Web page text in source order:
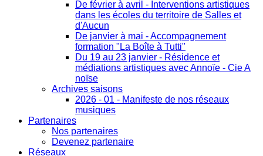
De février à avril - Interventions artistiques
dans les écoles du territoire de Salles et
d'Aucun
De janvier à mai - Accompagnement
formation "La Boîte à Tutti"
Du 19 au 23 janvier - Résidence et
médiations artistiques avec Annoïe - Cie A
noïse
Archives saisons
2026 - 01 - Manifeste de nos réseaux
musiques
Partenaires
Nos partenaires
Devenez partenaire
Réseaux